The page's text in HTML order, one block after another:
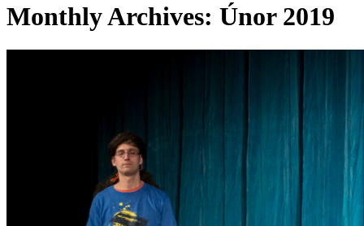
Monthly Archives: Únor 2019